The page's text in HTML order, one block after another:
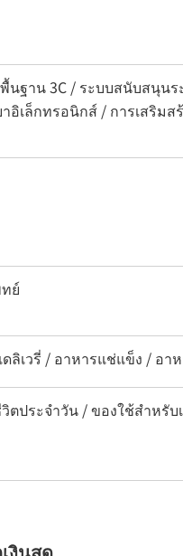
นฐาน 3C / ระบบสนับสนุ
อิเล็กทรอนิกส์ / การเสริม
ย์
ลิเวรี่ / อาหารแช่แข็ง / อ
ตประจำวัน / ของใช้สำหรั